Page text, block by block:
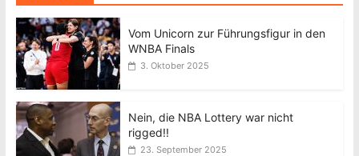
Vom Unicorn zur Führungsfigur in den
WNBA Finals
3. Oktober 2025
Nein, die NBA Lottery war nicht
rigged!!
23. September 2025